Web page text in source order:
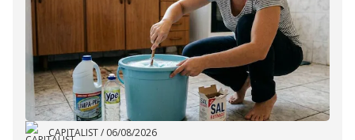
CAPITALIST/ 06/08/2026